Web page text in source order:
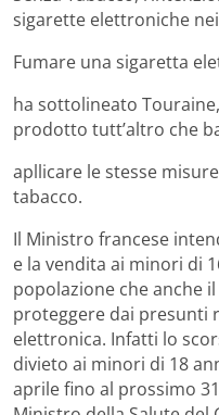
sigarette elettroniche
Fumare una sigaretta
ha sottolineato
prodotto tutt’altro che
apllicare le stesse
tabacco.
Il Ministro francese
e la vendita ai minori di
popolazione che anche
proteggere dai presunti
elettronica. Infatti lo
divieto ai minori di 18
aprile fino al prossimo